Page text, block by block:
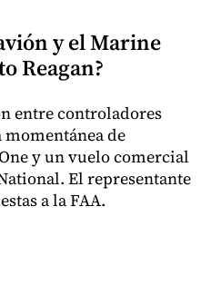
y el Marine
Reagan?
entre controladores
momentánea de
y un vuelo comercial
El representante
a la FAA.